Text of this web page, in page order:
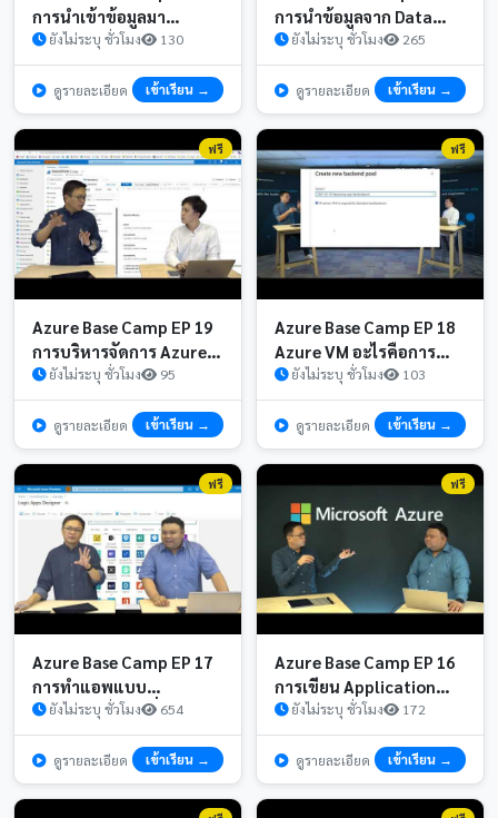
การนำเข้าข้อมูลมา
วิเคราะห์ผ่าน Data Model
ด้วย Azure Synapse ตอน
ที่ 2 3
ยังไม่ระบุ ชั่วโมง 130
ดูรายละเอียด เข้าเรียน →
การนำข้อมูลจาก Data
Lake ด้วย Azure Synapse
ตอนที่ 1 3
ยังไม่ระบุ ชั่วโมง 265
ดูรายละเอียด เข้าเรียน →
ฟรี
Azure Base Camp EP 19
การบริหารจัดการ Azure
VM การเก็บ log และการ
สร้าง alert
ยังไม่ระบุ ชั่วโมง 95
ดูรายละเอียด เข้าเรียน →
ฟรี
Azure Base Camp EP 18
Azure VM อะไรคือการทำ
Scale Sets
ยังไม่ระบุ ชั่วโมง 103
ดูรายละเอียด เข้าเรียน →
ฟรี
Azure Base Camp EP 17
การทำแอพแบบ
Serverless ตอนที่ 2 Logic
Apps
ยังไม่ระบุ ชั่วโมง 654
ดูรายละเอียด เข้าเรียน →
ฟรี
Azure Base Camp EP 16
การเขียน Application
แบบ Serverless ด้วย
Azure Functions ตอนที่ 1
ยังไม่ระบุ ชั่วโมง 172
ดูรายละเอียด เข้าเรียน →